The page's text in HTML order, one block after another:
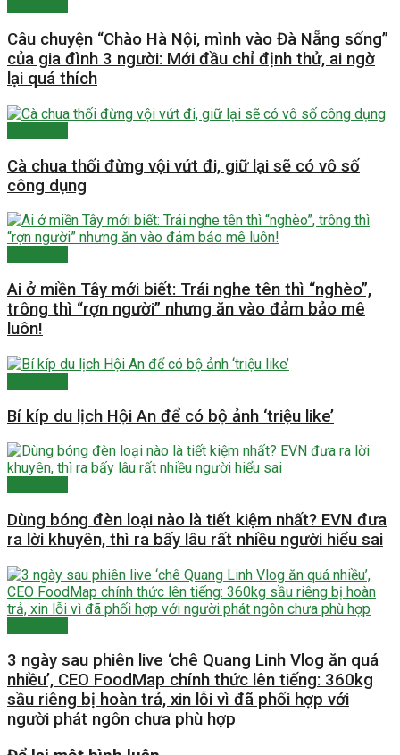
Câu chuyện “Chào Hà Nội, mình vào Đà Nẵng sống”
của gia đình 3 người: Mới đầu chỉ định thử, ai ngờ
lại quá thích
Cà chua thối đừng vội vứt đi, giữ lại sẽ có vô số
công dụng
Ai ở miền Tây mới biết: Trái nghe tên thì “nghèo”,
trông thì “rợn người” nhưng ăn vào đảm bảo mê
luôn!
Bí kíp du lịch Hội An để có bộ ảnh ‘triệu like’
Dùng bóng đèn loại nào là tiết kiệm nhất? EVN đưa
ra lời khuyên, thì ra bấy lâu rất nhiều người hiểu sai
3 ngày sau phiên live ‘chê Quang Linh Vlog ăn quá
nhiều’, CEO FoodMap chính thức lên tiếng: 360kg
sầu riêng bị hoàn trả, xin lỗi vì đã phối hợp với
người phát ngôn chưa phù hợp